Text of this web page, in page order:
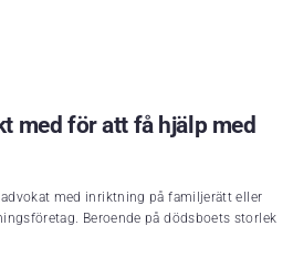
med för att få hjälp med
med inriktning på familjerätt eller
Beroende på dödsboets storlek